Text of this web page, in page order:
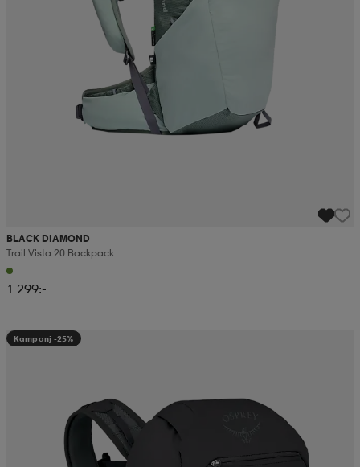
BLACK DIAMOND
Trail Vista 20 Backpack
1 299:-
Kampanj -25%